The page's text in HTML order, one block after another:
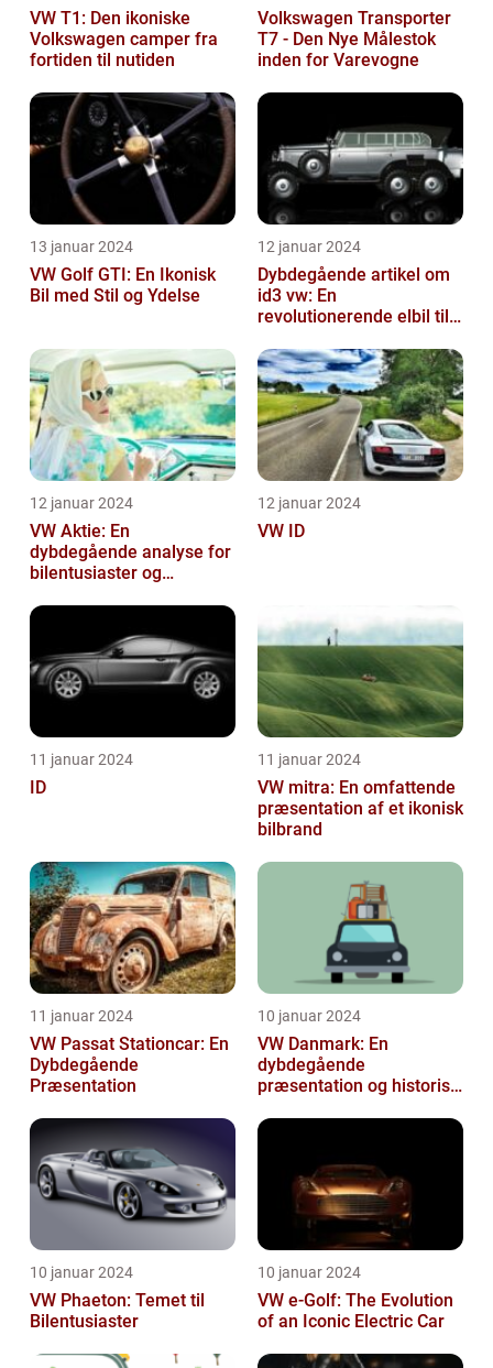
VW T1: Den ikoniske
Volkswagen camper fra
fortiden til nutiden
Volkswagen Transporter
T7 - Den Nye Målestok
inden for Varevogne
13 januar 2024
VW Golf GTI: En Ikonisk
Bil med Stil og Ydelse
12 januar 2024
Dybdegående artikel om
id3 vw: En
revolutionerende elbil til
12 januar 2024
VW Aktie: En
dybdegående analyse for
bilentusiaster og
12 januar 2024
VW ID
11 januar 2024
ID
11 januar 2024
VW mitra: En omfattende
præsentation af et ikonisk
bilbrand
11 januar 2024
VW Passat Stationcar: En
Dybdegående
Præsentation
10 januar 2024
VW Danmark: En
dybdegående
præsentation og historisk
10 januar 2024
VW Phaeton: Temet til
Bilentusiaster
10 januar 2024
VW e-Golf: The Evolution
of an Iconic Electric Car